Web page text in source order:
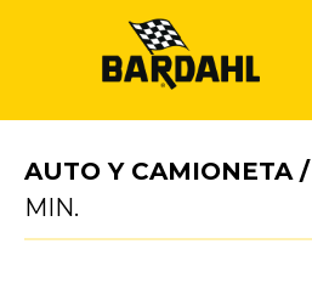
AUTO Y CAMIONETA/
MIN.